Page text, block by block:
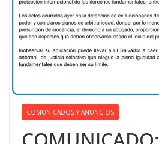
COMUNICADOS Y ANUNCIOS